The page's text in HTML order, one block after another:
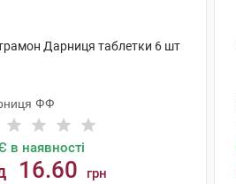
Дарниця таблетки 6 шт
ФФ
в наявності
16.60 грн